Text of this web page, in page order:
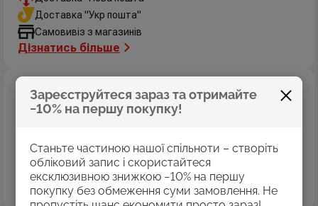
Зареєструйтеся зараз та отримайте
−10% на першу покупку!
Станьте частиною нашої спільноти – створіть
обліковий запис і скористайтеся
ексклюзивною знижкою −10% на першу
покупку без обмеження суми замовлення. Не
Доставка "Укр пошта"
Самовивіз з магазинів
Дізнатись більше
Оплата
Оплата картками Visa
Накладений платіж
Безготівковий розрахунок
Дізнатись більше